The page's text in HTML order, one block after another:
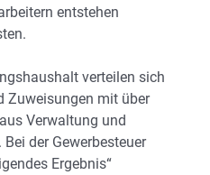
entstehen
verteilen sich
Zuweisungen mit über
Verwaltung und
der Gewerbesteuer
Ergebnis“